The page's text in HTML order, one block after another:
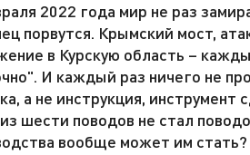
2022 года мир не раз
порвутся. Крымский мост,
в Курскую область –
И каждый раз ничего не
а не инструкция,
шести поводов не стал
вообще может им стать?